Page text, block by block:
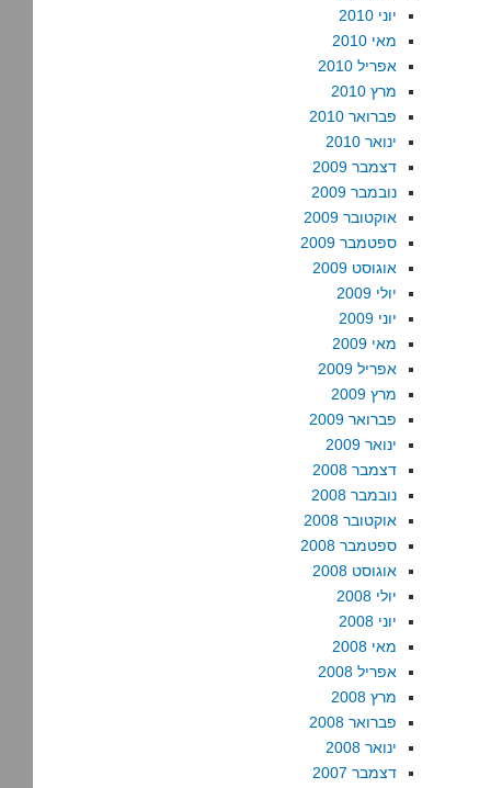
יוני 2010
מאי 2010
אפריל 2010
מרץ 2010
פברואר 2010
ינואר 2010
דצמבר 2009
נובמבר 2009
אוקטובר 2009
ספטמבר 2009
אוגוסט 2009
יולי 2009
יוני 2009
מאי 2009
אפריל 2009
מרץ 2009
פברואר 2009
ינואר 2009
דצמבר 2008
נובמבר 2008
אוקטובר 2008
ספטמבר 2008
אוגוסט 2008
יולי 2008
יוני 2008
מאי 2008
אפריל 2008
מרץ 2008
פברואר 2008
ינואר 2008
דצמבר 2007